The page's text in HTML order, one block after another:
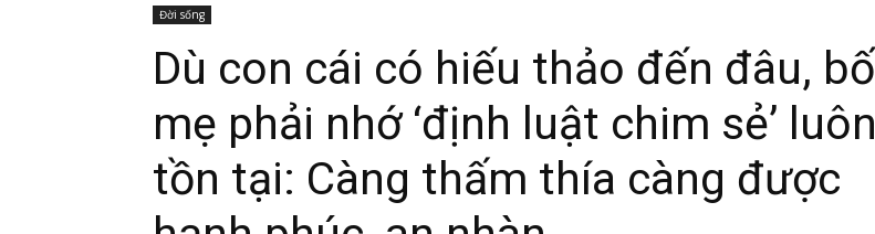
Đời sống
Dù con cái có hiếu thảo đến đâu, bố
mẹ phải nhớ ‘định luật chim sẻ’ luôn
tồn tại: Càng thấm thía càng được